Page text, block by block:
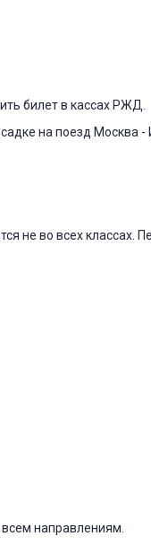
билет в кассах РЖД.
на поезд Москва -
не во всех классах.
направлениям.